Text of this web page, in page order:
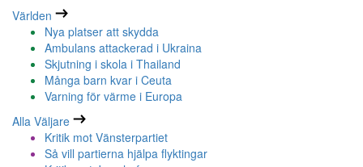
Världen
Nya platser att skydda
Ambulans attackerad i Ukraina
Skjutning i skola i Thailand
Många barn kvar i Ceuta
Varning för värme i Europa
Alla Väljare
Kritik mot Vänsterpartiet
Så vill partierna hjälpa flyktingar